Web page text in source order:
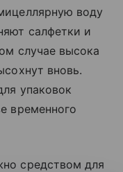
воду
салфетки и
случае высока
вновь.
упаковок
временного
средством для